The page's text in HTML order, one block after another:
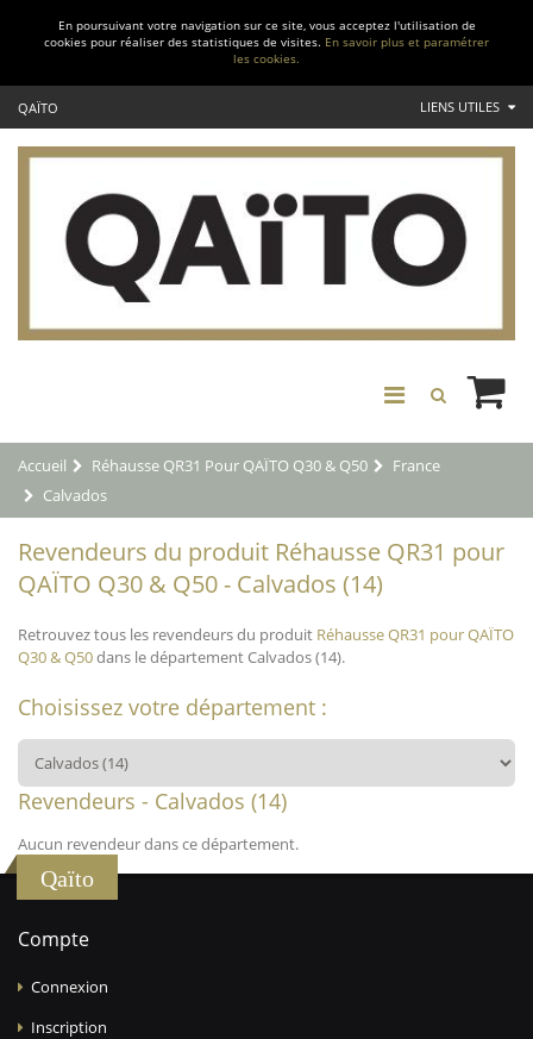
En poursuivant votre navigation sur ce site, vous acceptez l'utilisation de
cookies pour réaliser des statistiques de visites. En savoir plus et paramétrer
les cookies.
QAÏTO LIENS UTILES
Accueil Réhausse QR31 Pour QAÏTO Q30 & Q50
France
Calvados
Revendeurs du produit Réhausse QR31 pour
QAÏTO Q30 & Q50 - Calvados (14)
Retrouvez tous les revendeurs du produit Réhausse QR31 pour QAÏTO
Q30 & Q50dans le département Calvados (14).
Choisissez votre département :
Revendeurs - Calvados (14)
Aucun revendeur dans ce département.
Qaïto
Compte
Connexion
Inscription